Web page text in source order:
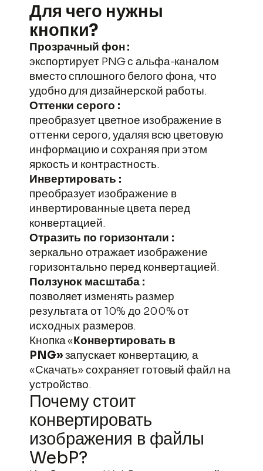
Перейти
к
содержимому
Для чего нужны
кнопки?
Прозрачный фон :
экспортирует PNG с альфа-каналом
вместо сплошного белого фона, что
удобно для дизайнерской работы.
Оттенки серого :
преобразует цветное изображение в
оттенки серого, удаляя всю цветовую
информацию и сохраняя при этом
яркость и контрастность.
Инвертировать :
преобразует изображение в
инвертированные цвета перед
конвертацией.
Отразить по горизонтали :
зеркально отражает изображение
горизонтально перед конвертацией.
Ползунок масштаба :
позволяет изменять размер
результата от 10% до 200% от
исходных размеров.
Кнопка «Конвертировать в
PNG»запускает конвертацию, а
«Скачать» сохраняет готовый файл на
устройство.
Почему стоит
конвертировать
изображения в файлы
WebP?